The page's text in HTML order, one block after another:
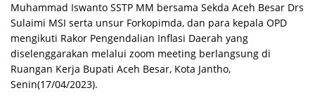
Muhammad Iswanto SSTP MM bersama Sekda Aceh Besar Drs
Sulaimi MSI serta unsur Forkopimda, dan para kepala OPD
mengikuti Rakor Pengendalian Inflasi Daerah yang
diselenggarakan melalui zoom meeting berlangsung di
Ruangan Kerja Bupati Aceh Besar, Kota Jantho,
Senin(17/04/2023).